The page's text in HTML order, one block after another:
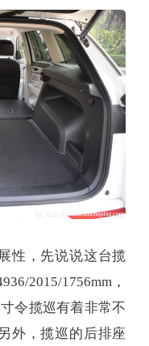
性，先说说这台揽
2015/1756mm，
令揽巡有着非常不
外，揽巡的后排座